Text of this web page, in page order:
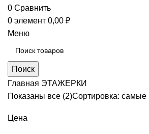
0 Сравнить
0 элемент 0,00 ₽
Меню
Поиск
Главная ЭТАЖЕРКИ
Показаны все (2)Сортировка: самые
Цена